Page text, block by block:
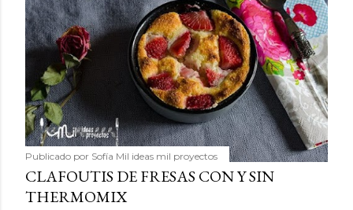
Publicado por Sofía Mil ideas mil proyectos
CLAFOUTIS DE FRESAS CON Y SIN
THERMOMIX